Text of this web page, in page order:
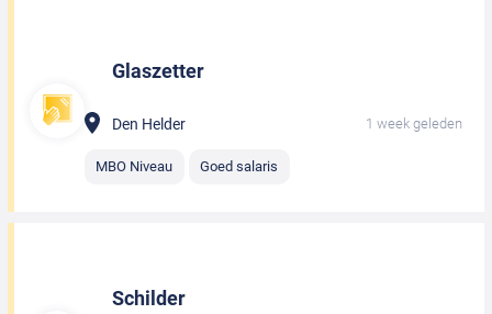
Glaszetter
Den Helder 1 week geleden
MBO Niveau Goed salaris
Schilder